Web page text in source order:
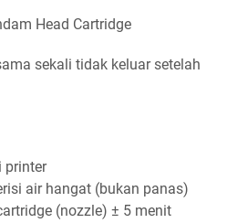
Head Cartridge
sekali tidak keluar setelah
printer
air hangat (bukan panas)
(nozzle) ± 5 menit